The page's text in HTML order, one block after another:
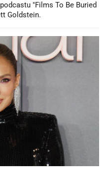
"Films To Be Buried
Goldstein.